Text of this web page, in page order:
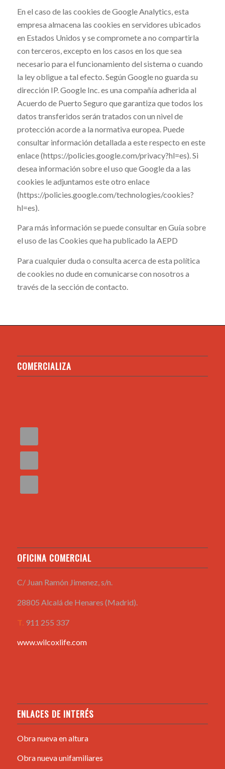
En el caso de las cookies de Google Analytics, esta
empresa almacena las cookies en servidores ubicados
en Estados Unidos y se compromete a no compartirla
con terceros, excepto en los casos en los que sea
necesario para el funcionamiento del sistema o cuando
la ley obligue a tal efecto. Según Google no guarda su
dirección IP. Google Inc. es una compañía adherida al
Acuerdo de Puerto Seguro que garantiza que todos los
datos transferidos serán tratados con un nivel de
protección acorde a la normativa europea. Puede
consultar información detallada a este respecto en este
enlace (https://policies.google.com/privacy?hl=es). Si
desea información sobre el uso que Google da a las
cookies le adjuntamos este otro enlace
(https://policies.google.com/technologies/cookies?
hl=es).
Para más información se puede consultar en Guía sobre
el uso de las Cookies que ha publicado la AEPD
Para cualquier duda o consulta acerca de esta política
de cookies no dude en comunicarse con nosotros a
través de la sección de contacto.
COMERCIALIZA
OFICINA COMERCIAL
C/ Juan Ramón Jimenez, s/n.
28805 Alcalá de Henares (Madrid).
T. 911 255 337
www.wilcoxlife.com
ENLACES DE INTERÉS
Obra nueva en altura
Obra nueva unifamiliares